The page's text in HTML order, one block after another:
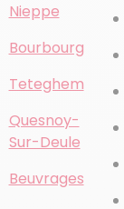
Nieppe
Bourbourg
Teteghem
Quesnoy-
Sur-Deule
Beuvrages